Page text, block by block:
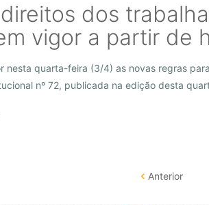
dos
vigor a partir de
nesta quarta-feira (3/4) as novas regras
nº 72, publicada na edição desta
Anterior